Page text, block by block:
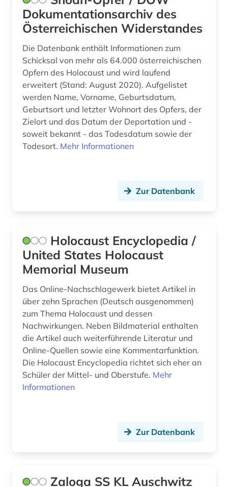
Dokumentationsarchiv des
Österreichischen Widerstandes
Die Datenbank enthält Informationen zum
Schicksal von mehr als 64.000 österreichischen
Opfern des Holocaust und wird laufend
erweitert (Stand: August 2020). Aufgelistet
werden Name, Vorname, Geburtsdatum,
Geburtsort und letzter Wohnort des Opfers, der
Zielort und das Datum der Deportation und -
soweit bekannt - das Todesdatum sowie der
Todesort. Mehr Informationen
Zur Datenbank
Holocaust Encyclopedia /
United States Holocaust
Memorial Museum
Das Online-Nachschlagewerk bietet Artikel in
über zehn Sprachen (Deutsch ausgenommen)
zum Thema Holocaust und dessen
Nachwirkungen. Neben Bildmaterial enthalten
die Artikel auch weiterführende Literatur und
Online-Quellen sowie eine Kommentarfunktion.
Die Holocaust Encyclopedia richtet sich eher an
Schüler der Mittel- und Oberstufe. Mehr
Informationen
Zur Datenbank
Zaloga SS KL Auschwitz